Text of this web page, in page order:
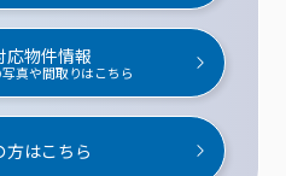
応物件情報
真や間取りはこちら
方はこちら